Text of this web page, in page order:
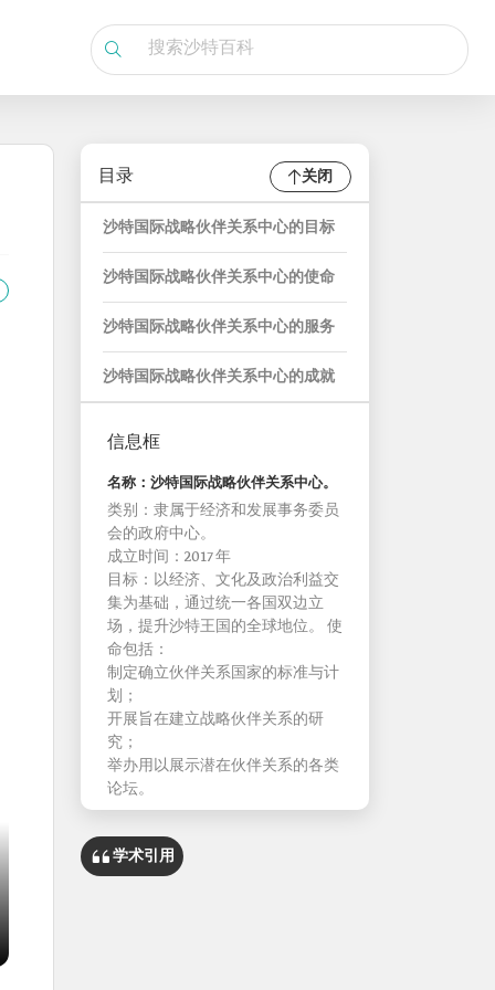
目录 关闭
沙特国际战略伙伴关系中心的目标
沙特国际战略伙伴关系中心的使命
沙特国际战略伙伴关系中心的服务
沙特国际战略伙伴关系中心的成就
信息框
名称：沙特国际战略伙伴关系中心。
类别：隶属于经济和发展事务委员
会的政府中心。
成立时间：2017 年
目标：以经济、文化及政治利益交
集为基础，通过统一各国双边立
场，提升沙特王国的全球地位。 使
命包括：
制定确立伙伴关系国家的标准与计
划；
开展旨在建立战略伙伴关系的研
究；
举办用以展示潜在伙伴关系的各类
论坛。
学术引用